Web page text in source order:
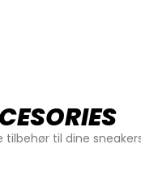
tilbehør til dine